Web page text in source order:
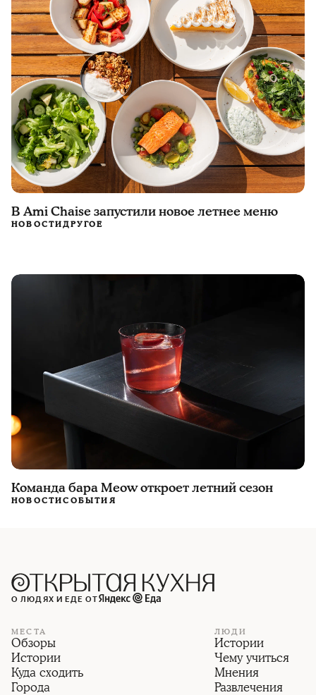
В Ami Chaise запустили новое летнее меню
НОВОСТИДРУГОЕ
Команда бара Meow откроет летний сезон
НОВОСТИСОБЫТИЯ
О ЛЮДЯХ И ЕДЕ ОТ
МЕСТА
Обзоры
Истории
Куда сходить
Города
ЛЮДИ
Истории
Чему учиться
Мнения
Развлечения